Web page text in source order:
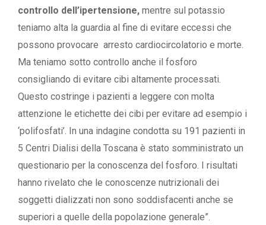
controllo dell’ipertensione, mentre sul potassio
teniamo alta la guardia al fine di evitare eccessi che
possono provocare arresto cardiocircolatorio e morte.
Ma teniamo sotto controllo anche il fosforo
consigliando di evitare cibi altamente processati.
Questo costringe i pazienti a leggere con molta
attenzione le etichette dei cibi per evitare ad esempio i
‘polifosfati’. In una indagine condotta su 191 pazienti in
5 Centri Dialisi della Toscana è stato somministrato un
questionario per la conoscenza del fosforo. I risultati
hanno rivelato che le conoscenze nutrizionali dei
soggetti dializzati non sono soddisfacenti anche se
superiori a quelle della popolazione generale”.